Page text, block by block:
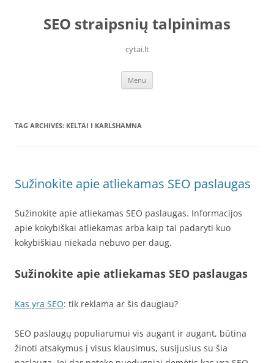
contentSEO straipsnių talpinimas
cytai.lt
Menu
TAG ARCHIVES: KELTAI I KARLSHAMNA
Sužinokite apie atliekamas SEO paslaugas
Sužinokite apie atliekamas SEO paslaugas. Informacijos
apie kokybiškai atliekamas arba kaip tai padaryti kuo
kokybiškiau niekada nebuvo per daug.
Sužinokite apie atliekamas SEO paslaugas
Kas yra SEO: tik reklama ar šis daugiau?
SEO paslaugų populiarumui vis augant ir augant, būtina
žinoti atsakymus į visus klausimus, susijusius su šia